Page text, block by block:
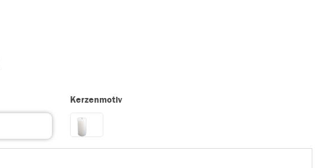
Kerzenmotiv